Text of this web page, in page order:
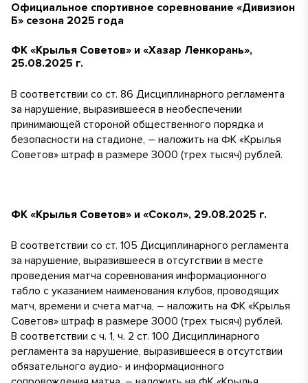
Официальное спортивное соревнование «Дивизион
Б» сезона 2025 года
ФК «Крылья Советов» и «Хазар Ленкорань»,
25.08.2025 г.
В соответствии со ст. 86 Дисциплинарного регламента
за нарушение, выразившееся в необеспечении
принимающей стороной общественного порядка и
безопасности на стадионе, – наложить на ФК «Крылья
Советов» штраф в размере 3000 (трех тысяч) рублей.
ФК «Крылья Советов» и «Сокол», 29.08.2025 г.
В соответствии со ст. 105 Дисциплинарного регламента
за нарушение, выразившееся в отсутствии в месте
проведения матча соревнования информационного
табло с указанием наименования клубов, проводящих
матч, времени и счета матча, – наложить на ФК «Крылья
Советов» штраф в размере 3000 (трех тысяч) рублей.
В соответствии с ч. 1, ч. 2 ст. 100 Дисциплинарного
регламента за нарушение, выразившееся в отсутствии
обязательного аудио- и информационного